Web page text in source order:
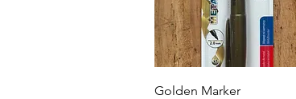
Schnellansicht
Golden Marker